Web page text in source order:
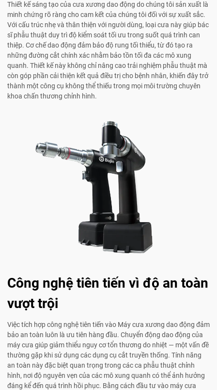
Thiết kế sáng tạo của cưa xương dao động do chúng tôi sản xuất là
minh chứng rõ ràng cho cam kết của chúng tôi đối với sự xuất sắc.
Với cấu trúc nhẹ và thân thiện với người dùng, loại cưa này giúp bác
sĩ phẫu thuật duy trì độ kiểm soát tối ưu trong suốt quá trình can
thiệp. Cơ chế dao động đảm bảo độ rung tối thiểu, từ đó tạo ra
những đường cắt chính xác nhằm bảo tồn tối đa các mô xung
quanh. Thiết kế này không chỉ nâng cao trải nghiệm phẫu thuật mà
còn góp phần cải thiện kết quả điều trị cho bệnh nhân, khiến đây trở
thành một công cụ không thể thiếu trong mọi môi trường chuyên
khoa chấn thương chỉnh hình.
Công nghệ tiên tiến vì độ an toàn
vượt trội
Việc tích hợp công nghệ tiên tiến vào Máy cưa xương dao động đảm
bảo an toàn luôn là ưu tiên hàng đầu. Chuyển động dao động của
máy cưa giúp giảm thiểu nguy cơ tổn thương do nhiệt — một vấn đề
thường gặp khi sử dụng các dụng cụ cắt truyền thống. Tính năng
an toàn này đặc biệt quan trọng trong các ca phẫu thuật chỉnh
hình, nơi độ nguyên vẹn của các mô xung quanh có thể ảnh hưởng
đáng kể đến quá trình hồi phục. Bằng cách đầu tư vào máy cưa